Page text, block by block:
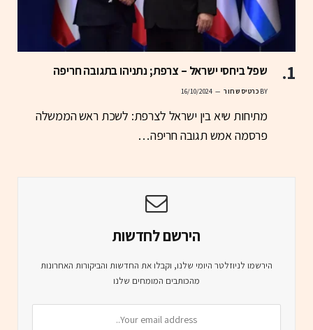
שפל ביחסי ישראל – צרפת; נתניהו בתגובה חריפה
BY כרטיס שחור 16/10/2024
מתיחות שיא בין ישראל לצרפת: לשכת ראש הממשלה
פרסמה אמש תגובה חריפה…
הירשם לחדשות
הירשמו לניוזלטר היומי שלנו, וקבלו את החדשות והביקורות האחרונות
מהכותבים המומחים שלנו